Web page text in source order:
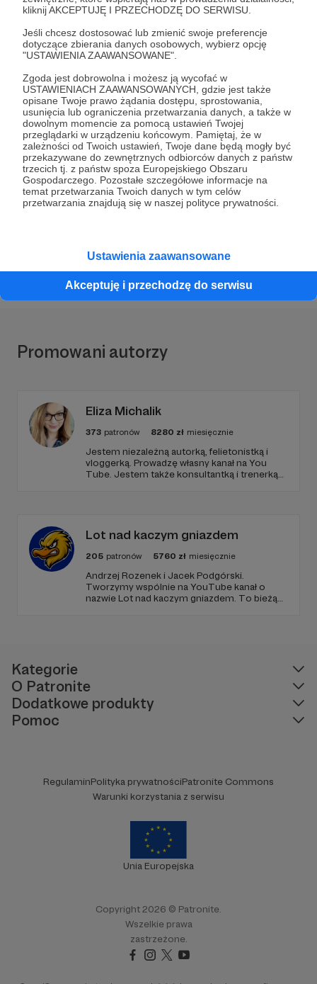
kliknij AKCEPTUJĘ I PRZECHODZĘ DO SERWISU.
Jeśli chcesz dostosować lub zmienić swoje preferencje
dotyczące zbierania danych osobowych, wybierz opcję
"USTAWIENIA ZAAWANSOWANE".
Zgoda jest dobrowolna i możesz ją wycofać w
USTAWIENIACH ZAAWANSOWANYCH, gdzie jest także
opisane Twoje prawo żądania dostępu, sprostowania,
usunięcia lub ograniczenia przetwarzania danych, a także w
dowolnym momencie za pomocą ustawień Twojej
przeglądarki w urządzeniu końcowym. Pamiętaj, że w
zależności od Twoich ustawień, Twoje dane będą mogły być
przekazywane do zewnętrznych odbiorców danych z państw
trzecich tj. z państw spoza Europejskiego Obszaru
Gospodarczego. Pozostałe szczegółowe informacje na
temat przetwarzania Twoich danych w tym celów
przetwarzania znajdują się w naszej polityce prywatności.
Ustawienia zaawansowane
Akceptuję i przechodzę do serwisu
Dołącz do grona Patronów!
Wesprzyj działalność Autora Agnieszka Cegielska
Zostań Patronem
Promowani autorzy
Eliza Michalik
373 patronów 8280 zł miesięcznie
Jestem niezależną autorką, felietonistką i
vloggerką. Prowadzę własny kanał na You
Tube. Jestem także konsultantką i trenerką
Lot nad kaczym gniazdem
205 patronów 5760 zł miesięcznie
Andrzej Rozenek i Jacek Podgórski.
Tworzymy wspólnie na YouTube kanał o
nazwie Lot nad kaczym gniazdem. To bieżący
Kategorie
O Patronite
Dodatkowe produkty
Pomoc
RegulaminPolityka prywatnościPatronite Commons
Warunki korzystania z serwisu
Unia Europejska
Copyright 2026 © Patronite.
Wszelkie prawa
zastrzeżone.